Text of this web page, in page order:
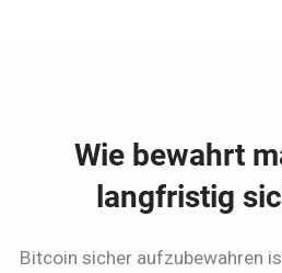
Wie bewahrt
langfristig
Bitcoin sicher aufzubewahren